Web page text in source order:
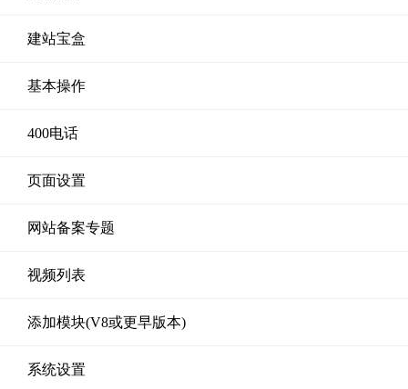
建站宝盒
基本操作
400电话
页面设置
网站备案专题
视频列表
添加模块(V8或更早版本)
系统设置